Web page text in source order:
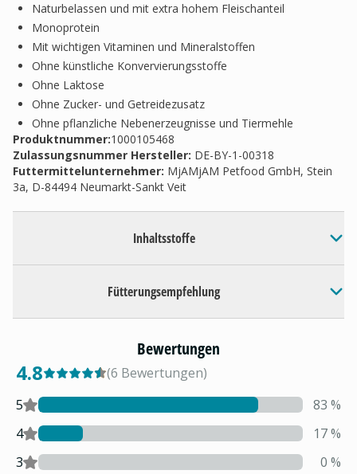
Naturbelassen und mit extra hohem Fleischanteil
Monoprotein
Mit wichtigen Vitaminen und Mineralstoffen
Ohne künstliche Konvervierungsstoffe
Ohne Laktose
Ohne Zucker- und Getreidezusatz
Ohne pflanzliche Nebenerzeugnisse und Tiermehle
Produktnummer:1000105468
Zulassungsnummer Hersteller: DE-BY-1-00318
Futtermittelunternehmer: MjAMjAM Petfood GmbH, Stein
3a, D-84494 Neumarkt-Sankt Veit
Inhaltsstoffe
Fütterungsempfehlung
Bewertungen
4.8 (6 Bewertungen)
5
83 %
4
17%
3
0 %